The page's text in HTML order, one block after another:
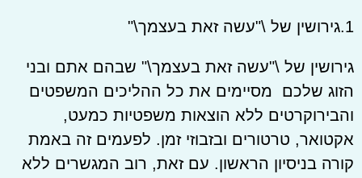
1.גירושין של \"עשה זאת בעצמך\"
גירושין של \"עשה זאת בעצמך\" שבהם אתם ובני
הזוג שלכם מסיימים את כל ההליכים המשפטים
והבירוקרטים ללא הוצאות משפטיות כמעט,
אקטואר, טרטורים ובזבוזי זמן. לפעמים זה באמת
קורה בניסיון הראשון. עם זאת, רוב המגשרים ללא